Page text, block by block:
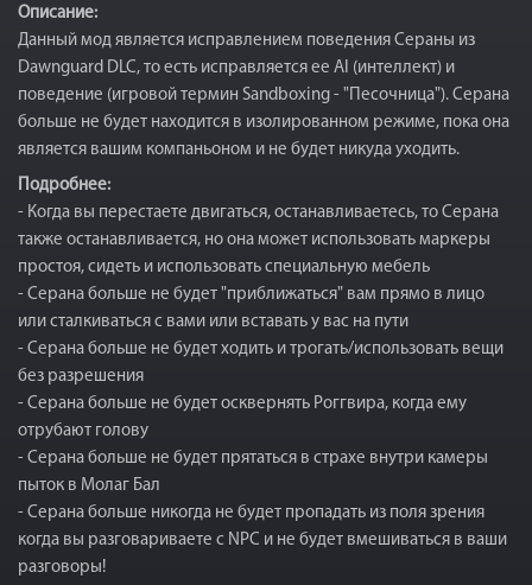
Описание:
Данный мод является исправлением поведения Сераны из
Dawnguard DLC, то есть исправляется ее AI (интеллект) и
поведение (игровой термин Sandboxing - "Песочница"). Серана
больше не будет находится в изолированном режиме, пока она
является вашим компаньоном и не будет никуда уходить.
Подробнее:
- Когда вы перестаете двигаться, останавливаетесь, то Серана
также останавливается, но она может использовать маркеры
простоя, сидеть и использовать специальную мебель
- Серана больше не будет "приближаться" вам прямо в лицо
или сталкиваться с вами или вставать у вас на пути
- Серана больше не будет ходить и трогать/использовать вещи
без разрешения
- Серана больше не будет осквернять Роггвира, когда ему
отрубают голову
- Серана больше не будет прятаться в страхе внутри камеры
пыток в Молаг Бал
- Серана больше никогда не будет пропадать из поля зрения
когда вы разговариваете с NPC и не будет вмешиваться в ваши
разговоры!